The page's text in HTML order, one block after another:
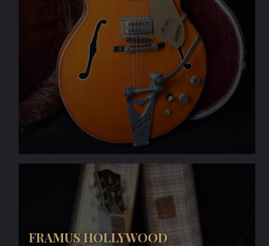
FRAMUS HOLLYWOOD